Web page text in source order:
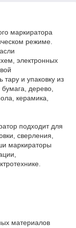
маркиратора
режиме.
электронных
и упаковку из
дерево,
керамика,
подходит для
сверления,
маркираторы
материалов